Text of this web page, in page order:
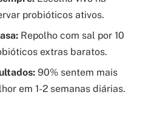
probióticos ativos.
Repolho com sal por 10
extras baratos.
90% sentem mais
em 1-2 semanas diárias.